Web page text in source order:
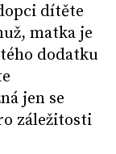
dítěte
matka je
dodatku
jen se
záležitosti